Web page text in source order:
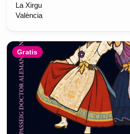
La Xirgu
València
Gratis